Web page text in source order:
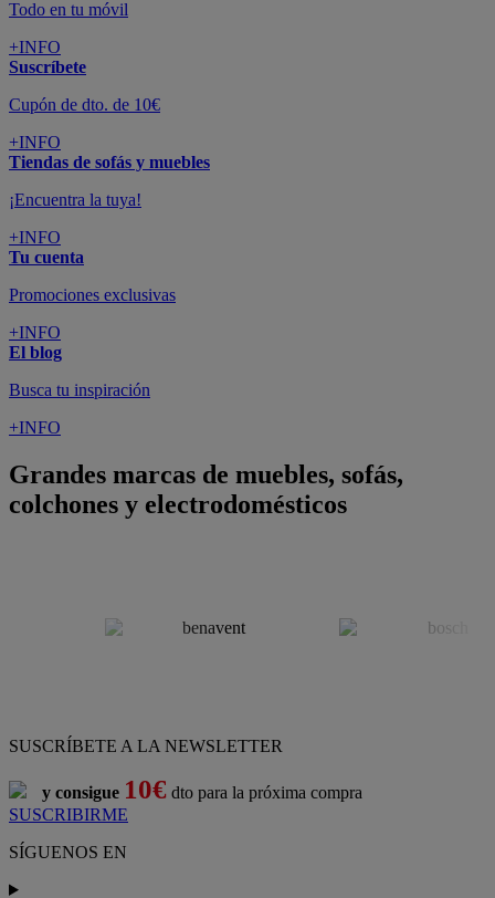
Todo en tu móvil
+INFO
Suscríbete
Cupón de dto. de 10€
+INFO
Tiendas de sofás y muebles
¡Encuentra la tuya!
+INFO
Tu cuenta
Promociones exclusivas
+INFO
El blog
Busca tu inspiración
+INFO
Grandes marcas de muebles, sofás,
colchones y electrodomésticos
SUSCRÍBETE A LA NEWSLETTER
y consigue 10€ dto para la próxima compra
SUSCRIBIRME
SÍGUENOS EN